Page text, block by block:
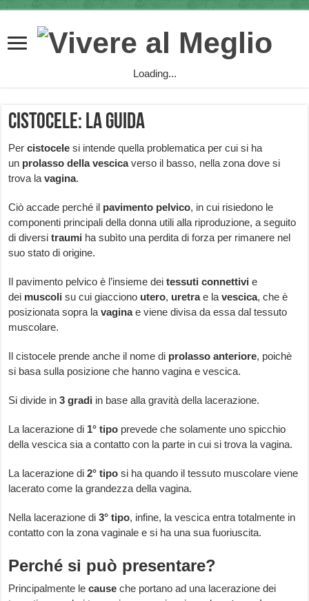
Loading...
Cistocele: la guida
Percistocele si intende quella problematica per cui si ha
un prolasso della vescicaverso il basso, nella zona dove si
trova lavagina.
Ciò accade perché il pavimento pelvico, in cui risiedono le
componenti principali della donna utili alla riproduzione, a seguito
di diversitraumi ha subìto una perdita di forza per rimanere nel
suo stato di origine.
Il pavimento pelvico è l’insieme deitessuti connettivi e
dei muscoli su cui giacciono utero, uretrae lavescica, che è
posizionata sopra lavaginae viene divisa da essa dal tessuto
muscolare.
Il cistocele prende anche il nome di prolasso anteriore, poichè
si basa sulla posizione che hanno vagina e vescica.
Si divide in3 gradi in base alla gravità della lacerazione.
La lacerazione di 1° tipo prevede che solamente uno spicchio
della vescica sia a contatto con la parte in cui si trova la vagina.
La lacerazione di2° tipo si ha quando il tessuto muscolare viene
lacerato come la grandezza della vagina.
Nella lacerazione di3° tipo, infine, la vescica entra totalmente in
contatto con la zona vaginale e si ha una sua fuoriuscita.
Perché si può presentare?
Principalmente lecause che portano ad una lacerazione dei